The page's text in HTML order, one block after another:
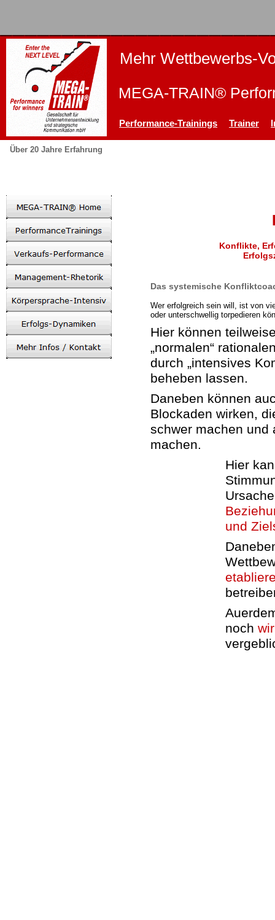
Mehr Wettbewerbs-
MEGA-TRAIN®
Performance-Trainings Trainer
Über 20 Jahre Erfahrung
Konflikte,
Das systemische
Wer erfolgreich sein will, ist von
oder unterschwellig torpedieren
Hier können
„normalen“
durch „intensives
beheben lassen.
Daneben können
Blockaden wirken,
schwer machen und
machen.
Hier
und
noch